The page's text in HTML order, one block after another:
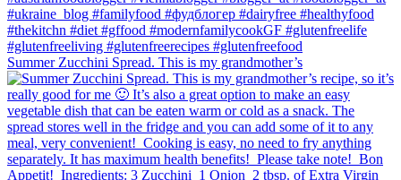
Summer Zucchini Spread.⁠ This is my grandmother’s